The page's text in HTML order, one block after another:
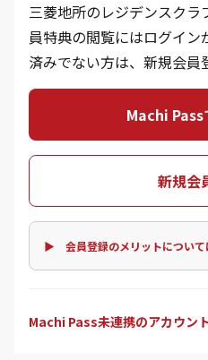
三菱地所のレジデンスク
員特典の閲覧にはログイ
済みでない方は、新規会員
Machi Pass
新規会
▶ 会員登録のメリットについて
Machi Pass未連携のアカウン